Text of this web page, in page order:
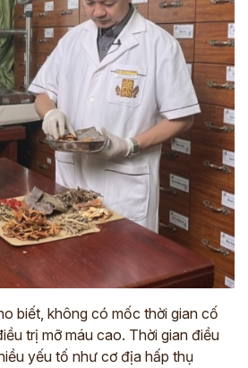
biết, không có mốc thời gian cố
trị mỡ máu cao. Thời gian điều
yếu tố như cơ địa hấp thụ
*
KÝ TƯ VẤN »
KÝ ĐẾN KHÁM TRỰC TIẾP
bảo mật và chỉ sử dụng cho mục đích tư vấn.